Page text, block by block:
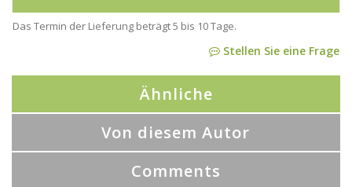
Das Termin der Lieferung beträgt 5 bis 10 Tage.
Stellen Sie eine Frage
Ähnliche
Von diesem Autor
Comments